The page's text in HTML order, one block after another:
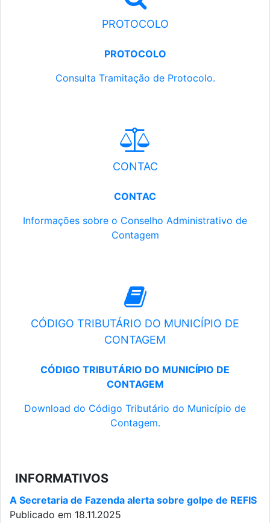
PROTOCOLO
PROTOCOLO
Consulta Tramitação de Protocolo.
CONTAC
CONTAC
Informações sobre o Conselho Administrativo de
Contagem
CÓDIGO TRIBUTÁRIO DO MUNICÍPIO DE
CONTAGEM
CÓDIGO TRIBUTÁRIO DO MUNICÍPIO DE
CONTAGEM
Download do Código Tributário do Município de
Contagem.
INFORMATIVOS
A Secretaria de Fazenda alerta sobre golpe de REFIS
Publicado em 18.11.2025